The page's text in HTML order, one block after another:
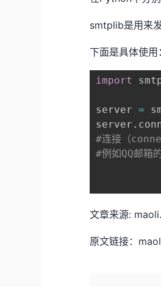
smtplib是用来
下面是具体使用
import
server =
server .
#连接（
#例如QQ邮箱
文章来源:
原文链接：